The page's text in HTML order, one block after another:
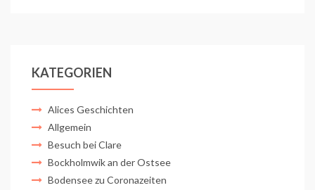
KATEGORIEN
Alices Geschichten
Allgemein
Besuch bei Clare
Bockholmwik an der Ostsee
Bodensee zu Coronazeiten